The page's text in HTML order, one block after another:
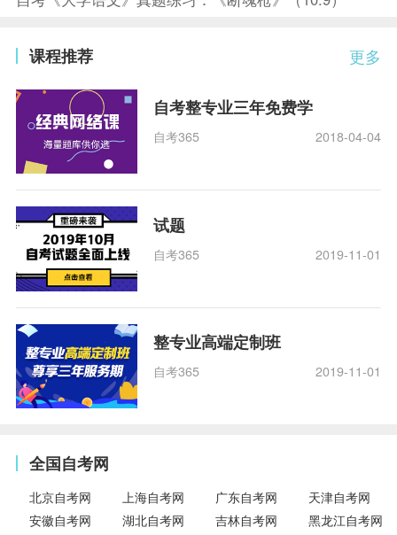
更多
课程推荐
自考整专业三年免费学
自考365 2018-04-04
试题
自考365 2019-11-01
整专业高端定制班
自考365 2019-11-01
全国自考网
北京自考网 上海自考网 广东自考网
天津自考网
安徽自考网
湖北自考网 吉林自考网
黑龙江自考网